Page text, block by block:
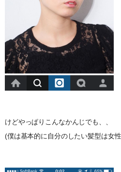
けどやっぱりこんなかんじでも、、
(僕は基本的に自分のしたい髪型は女